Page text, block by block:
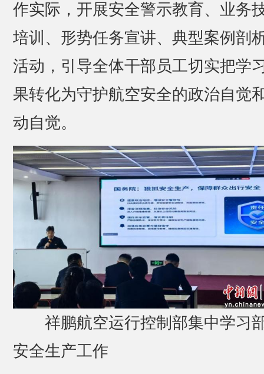
作实际，开展安全警示教育、业务
培训、形势任务宣讲、典型案例剖
活动，引导全体干部员工切实把学
果转化为守护航空安全的政治自觉
动自觉。
祥鹏航空运行控制部集中学习
安全生产工作